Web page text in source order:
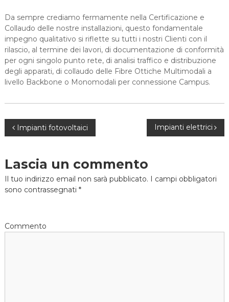
Da sempre crediamo fermamente nella Certificazione e
Collaudo delle nostre installazioni, questo fondamentale
impegno qualitativo si riflette su tutti i nostri Clienti con il
rilascio, al termine dei lavori, di documentazione di conformità
per ogni singolo punto rete, di analisi traffico e distribuzione
degli apparati, di collaudo delle Fibre Ottiche Multimodali a
livello Backbone o Monomodali per connessione Campus.
N
v
g
Impianti fotovoltaici Impianti elettrici
Lascia un commento
Il tuo indirizzo email non sarà pubblicato. I campi obbligatori
sono contrassegnati *
Commento